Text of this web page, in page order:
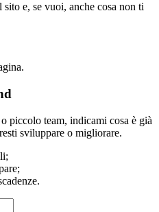
e, se vuoi, anche cosa non ti
piccolo team, indicami cosa è già
sviluppare o migliorare.